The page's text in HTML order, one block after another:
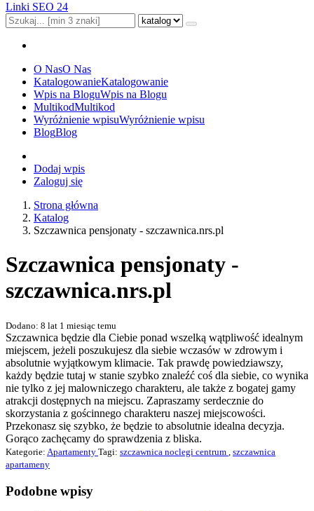
Linki SEO 24
O NasO Nas
KatalogowanieKatalogowanie
Wpis na BloguWpis na Blogu
MultikodMultikod
Wyróżnienie wpisuWyróżnienie wpisu
BlogBlog
Dodaj wpis
Zaloguj się
Strona główna
Katalog
Szczawnica pensjonaty - szczawnica.nrs.pl
Szczawnica pensjonaty -
szczawnica.nrs.pl
Dodano: 8 lat 1 miesiąc temu
Szczawnica będzie dla Ciebie ponad wszelką wątpliwość idealnym
miejscem, jeżeli poszukujesz dla siebie wczasów w zdrowym i
absolutnie wyjątkowym klimacie. Tak prawdę powiedziawszy,
każdy będzie tutaj w stanie szybko znaleźć coś dla siebie, co wynika
nie tylko z jej malowniczego charakteru, ale także z bogatej gamy
atrakcji dostępnych na miejscu. Zapraszamy serdecznie do
skorzystania z gościnnego charakteru naszej miejscowości.
Przekonasz się szybko, że będzie to absolutnie idealna decyzja.
Gorąco zachęcamy do sprawdzenia z bliska.
Kategorie: Apartamenty Tagi: szczawnica noclegi centrum szczawnica
apartameny
Podobne wpisy